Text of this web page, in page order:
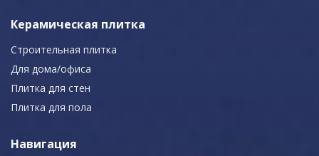
Керамическая плитка
Строительная плитка
Для дома/офиса
Плитка для стен
Плитка для пола
Навигация